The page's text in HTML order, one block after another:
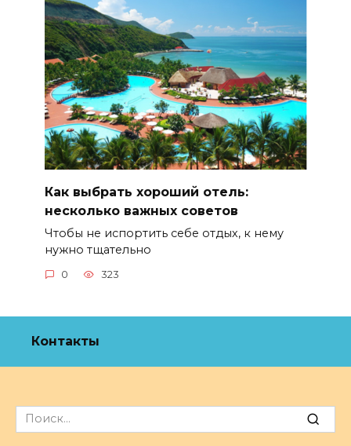
Как выбрать хороший отель:
несколько важных советов
Чтобы не испортить себе отдых, к нему
нужно тщательно
0 323
Контакты
Search
for: